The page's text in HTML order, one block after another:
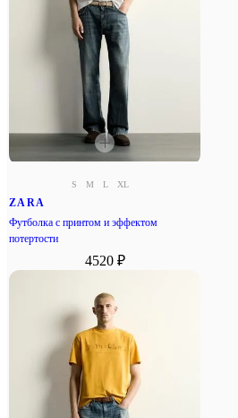
S M L XL
ZARA
Футболка с принтом и эффектом
потертости
4520 ₽